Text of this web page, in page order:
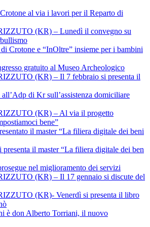
al via i lavori per il Reparto di
(KR) – Lunedì il convegno su
Crotone e “InOltre” insieme per i bambini
gratuito al Museo Archeologico
(KR) – Il 7 febbraio si presenta il
di Kr sull’assistenza domiciliare
(KR) – Al via il progetto
bene”
il master “La filiera digitale dei beni
il master “La filiera digitale dei ben
nel miglioramento dei servizi
(KR) – Il 17 gennaio si discute del
(KR)- Venerdì si presenta il libro
è don Alberto Torriani, il nuovo